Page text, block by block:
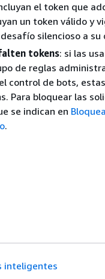
el token que
un token válido y
silencioso a su
tokens: si las
de reglas
control de bots,
Para bloquear las
se indican en
.
inteligentes